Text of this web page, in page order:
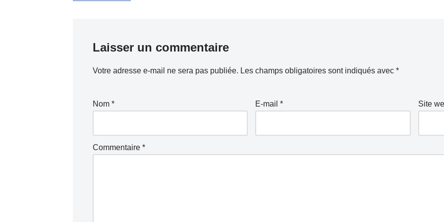
Laisser un commentaire
Votre adresse e-mail ne sera pas publiée. Les champs obligatoires sont indiqués avec *
Nom * E-mail* Site
Commentaire *